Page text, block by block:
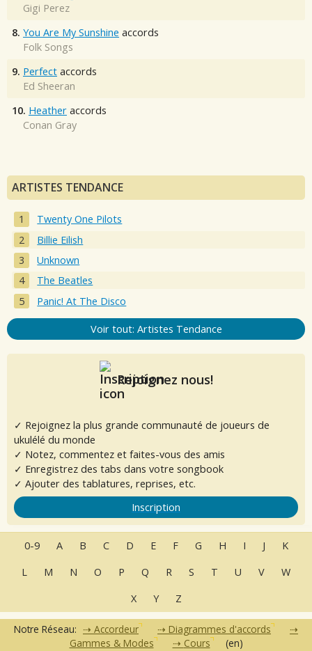
Gigi Perez
8. You Are My Sunshine accords
Folk Songs
9. Perfect accords
Ed Sheeran
10. Heather accords
Conan Gray
ARTISTES TENDANCE
Twenty One Pilots
Billie Eilish
Unknown
The Beatles
Panic! At The Disco
Voir tout: Artistes Tendance
Rejoignez nous!
✓ Rejoignez la plus grande communauté de joueurs de
ukulélé du monde
✓ Notez, commentez et faites-vous des amis
✓ Enregistrez des tabs dans votre songbook
✓ Ajouter des tablatures, reprises, etc.
Inscription
0-9 A B C D E F G H I J
K
L
M N O P Q R S T U V
W
X
Y Z
Notre Réseau: Accordeur
Diagrammes d'accords
Gammes & Modes
Cours (en)